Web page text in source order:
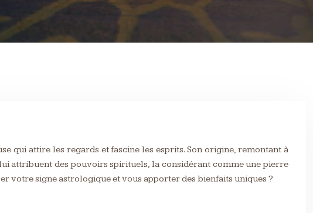
qui attire les regards et fascine les esprits. Son origine, remontant à
attribuent des pouvoirs spirituels, la considérant comme une pierre
votre signe astrologique et vous apporter des bienfaits uniques ?